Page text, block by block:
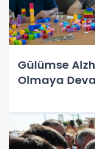
Gülümse
Olmaya